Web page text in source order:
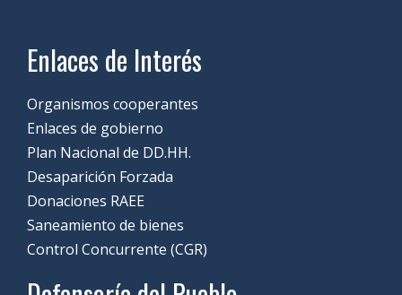
Enlaces de Interés
Organismos cooperantes
Enlaces de gobierno
Plan Nacional de DD.HH.
Desaparición Forzada
Donaciones RAEE
Saneamiento de bienes
Control Concurrente (CGR)